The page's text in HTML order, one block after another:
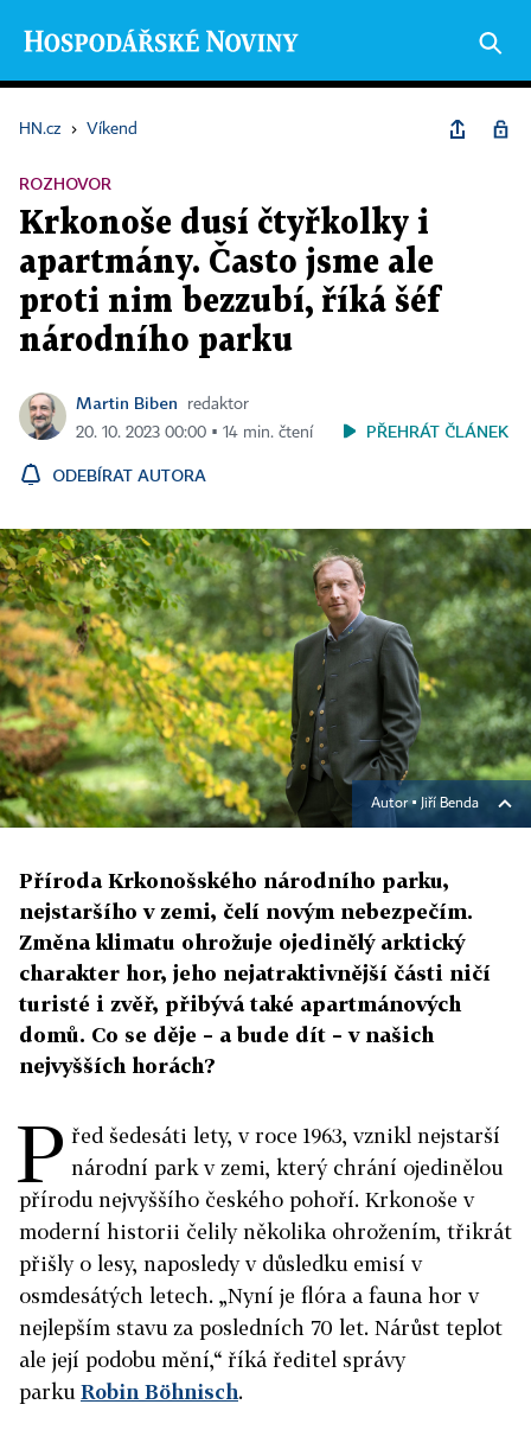
HN.cz › Víkend
ROZHOVOR
Krkonoše dusí čtyřkolky i
apartmány. Často jsme ale
proti nim bezzubí, říká šéf
národního parku
Martin Biben
redaktor
20. 10. 2023 00:00 ▪ 14 min. čtení
PŘEHRÁT ČLÁNEK
ODEBÍRAT AUTORA
Autor ▪ Jiří Benda
Příroda Krkonošského národního parku,
nejstaršího v zemi, čelí novým nebezpečím.
Změna klimatu ohrožuje ojedinělý arktický
charakter hor, jeho nejatraktivnější části ničí
turisté i zvěř, přibývá také apartmánových
domů. Co se děje – a bude dít – v našich
nejvyšších horách?
P řed šedesáti lety, v roce 1963, vznikl nejstarší
národní park v zemi, který chrání ojedinělou
přírodu nejvyššího českého pohoří. Krkonoše v
moderní historii čelily několika ohrožením, třikrát
přišly o lesy, naposledy v důsledku emisí v
osmdesátých letech. „Nyní je flóra a fauna hor v
nejlepším stavu za posledních 70 let. Nárůst teplot
ale její podobu mění,“ říká ředitel správy
parku Robin Böhnisch.